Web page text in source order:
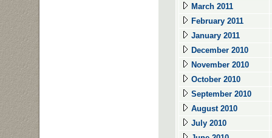
March 2011
February 2011
January 2011
December 2010
November 2010
October 2010
September 2010
August 2010
July 2010